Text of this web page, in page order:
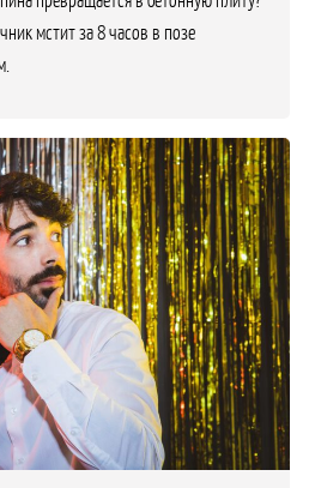
мстит за 8 часов в позе